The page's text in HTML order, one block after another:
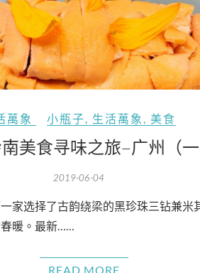
萬象 小瓶子, 生活萬象 , 美食
美食寻味之旅–广州（
2019-06-04
家选择了古韵绕梁的黑珍珠三钻兼米
暖。最新……
READ MORE